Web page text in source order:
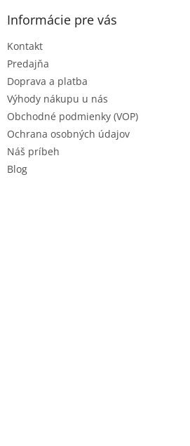
Informácie pre vás
Kontakt
Predajňa
Doprava a platba
Výhody nákupu u nás
Obchodné podmienky (VOP)
Ochrana osobných údajov
Náš príbeh
Blog